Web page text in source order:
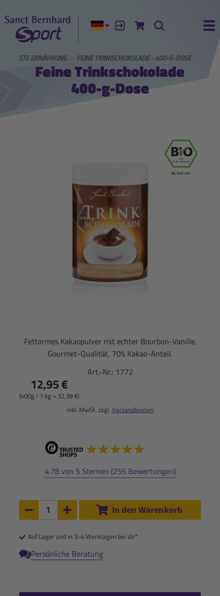
Aktuelle Sprache:
AnmeldenZum Warenkorb
Suche
ERNÄHRUNG FEINE TRINKSCHOKOLADE - 400-G-DOSE
Feine Trinkschokolade
400-g-Dose
DE-ÖKO-001
Fettarmes Kakaopulver mit echter Bourbon-Vanille.
Gourmet-Qualität, 70% Kakao-Anteil.
Art.-Nr.: 1772
12,95 €
(400g / 1 kg = 32,38 €)
inkl. MwSt. zzgl. Versandkosten
4.78 von 5 Sternen (255 Bewertungen)
Anzahl:
Anzahl um 1 verringern
Anzahl um 1 erhöhen
In den Warenkorb
Auf Lager und in 3-4 Werktagen bei dir*
Persönliche Beratung